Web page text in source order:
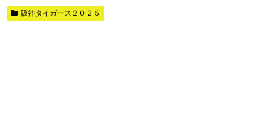
阪神タイガース２０２５